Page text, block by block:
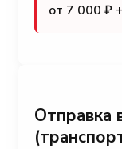
от 7 000 ₽
Отправка